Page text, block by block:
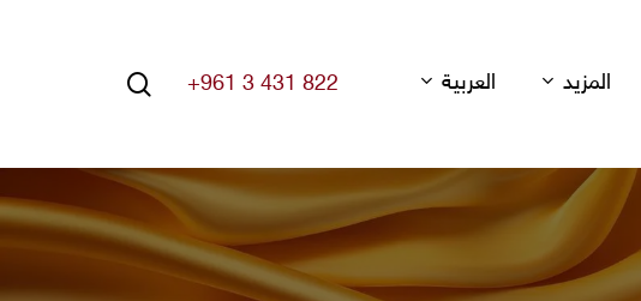
Hit enter to search or ESC to close
المزيد العربية +961 3 431 822
search